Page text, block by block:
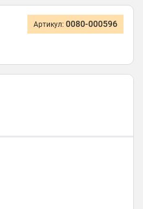
Артикул: 0080-000596